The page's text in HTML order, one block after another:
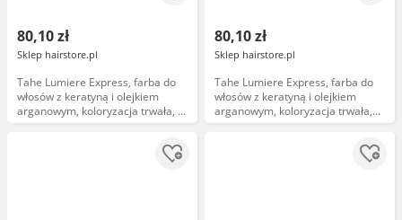
80,10 zł
Sklep hairstore.pl
Tahe Lumiere Express, farba do
włosów z keratyną i olejkiem
arganowym, koloryzacja trwała, 5,
100ml
80,10 zł
Sklep hairstore.pl
Tahe Lumiere Express, farba do
włosów z keratyną i olejkiem
arganowym, koloryzacja trwała,
4.54, 100ml